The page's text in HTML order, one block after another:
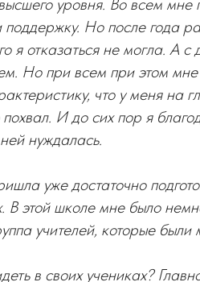
уровня. Во всем
поддержку. Но после года
я отказаться не могла. А
Но при всем при этом
что у меня на
похвал. И до сих пор я
нуждалась.
уже достаточно
этой школе мне было
учителей, которые
в своих учениках?